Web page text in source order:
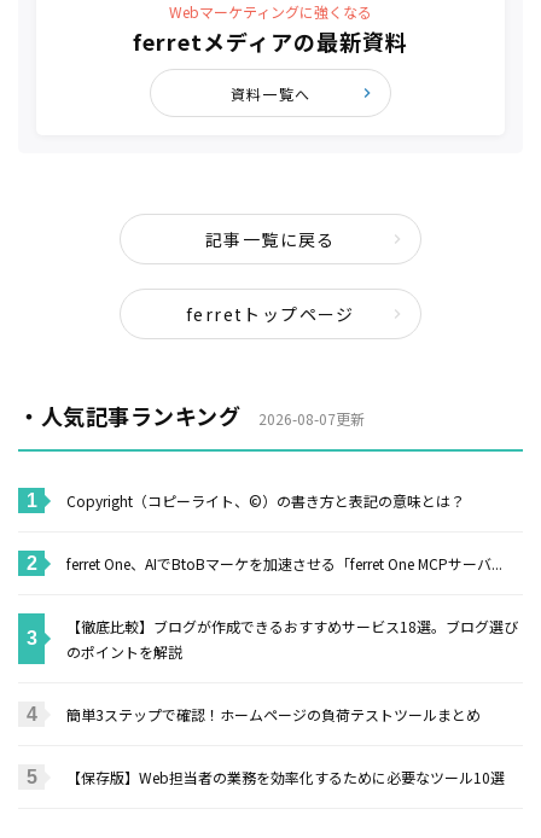
Webマーケティングに強くなる
ferretメディアの最新資料
資料一覧へ
記事一覧に戻る
ferretトップページ
・人気記事ランキング 2026-08-07更新
Copyright（コピーライト、©）の書き方と表記の意味とは？
ferret One、AIでBtoBマーケを加速させる「ferret One MCPサーバ...
【徹底比較】ブログが作成できるおすすめサービス18選。ブログ選び
のポイントを解説
簡単3ステップで確認！ホームページの負荷テストツールまとめ
【保存版】Web担当者の業務を効率化するために必要なツール10選